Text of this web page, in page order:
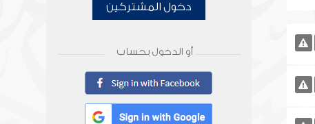
دخول المشتركين
أو الدخول بحساب